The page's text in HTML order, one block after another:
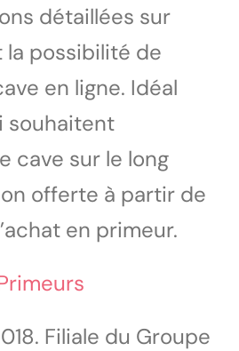
détaillées sur
possibilité de
en ligne. Idéal
souhaitent
cave sur le long
offerte à partir de
en primeur.
Filiale du Groupe